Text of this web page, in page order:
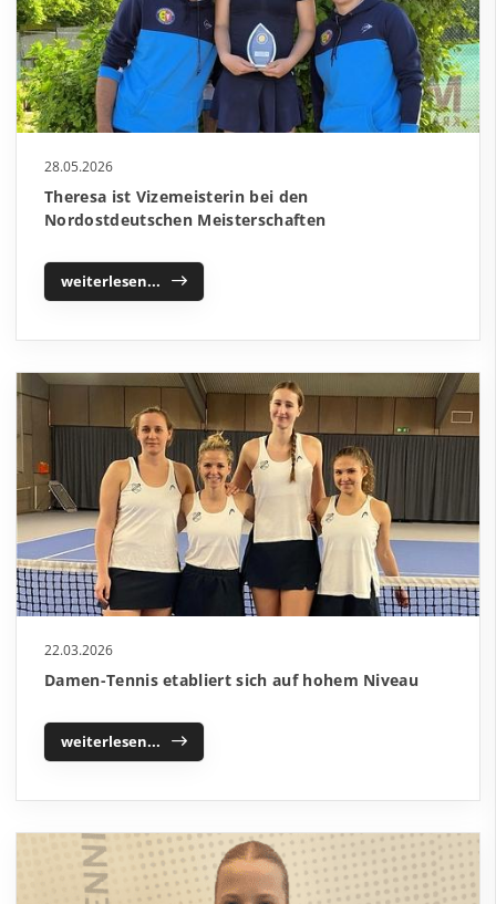
28.05.2026
Theresa ist Vizemeisterin bei den
Nordostdeutschen Meisterschaften
weiterlesen...
22.03.2026
Damen-Tennis etabliert sich auf hohem Niveau
weiterlesen...